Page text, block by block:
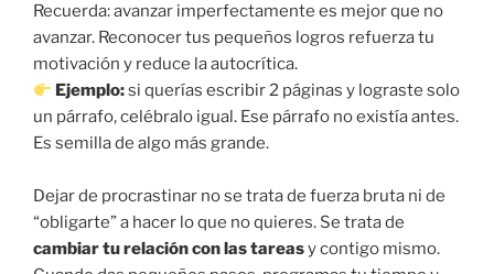
Recuerda: avanzar imperfectamente es mejor que no
avanzar. Reconocer tus pequeños logros refuerza tu
motivación y reduce la autocrítica.
Ejemplo:si querías escribir 2 páginas y lograste solo
un párrafo, celébralo igual. Ese párrafo no existía antes.
Es semilla de algo más grande.
Dejar de procrastinar no se trata de fuerza bruta ni de
“obligarte” a hacer lo que no quieres. Se trata de
cambiar tu relación con las tareasy contigo mismo.